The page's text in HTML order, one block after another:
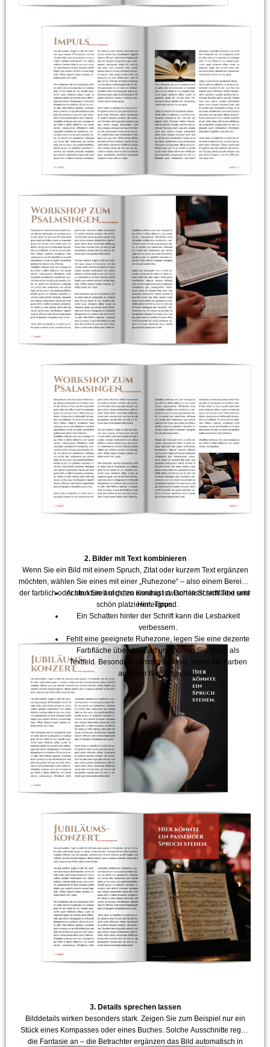
2. Bilder mit Text kombinieren
Wenn Sie ein Bild mit einem Spruch, Zitat oder kurzem Text ergänzen
möchten, wählen Sie eines mit einer „Ruhezone“ – also einem Bereich,
der farblich oder strukturell nicht zu unruhig ist. Dort lässt sich Text sehr
schön platzieren. Tipps:
Achten Sie auf guten Kontrast zwischen Schriftfarbe und
Hintergrund.
Ein Schatten hinter der Schrift kann die Lesbarkeit
verbessern.
Fehlt eine geeignete Ruhezone, legen Sie eine dezente
Farbfläche über das Bild und nutzen Sie diese als
Textfeld. Besonders stimmig wirkt es, wenn Sie Farben
aus dem Bild aufgreifen.
3. Details sprechen lassen
Bilddetails wirken besonders stark. Zeigen Sie zum Beispiel nur ein
Stück eines Kompasses oder eines Buches. Solche Ausschnitte regen
die Fantasie an – die Betrachter ergänzen das Bild automatisch in